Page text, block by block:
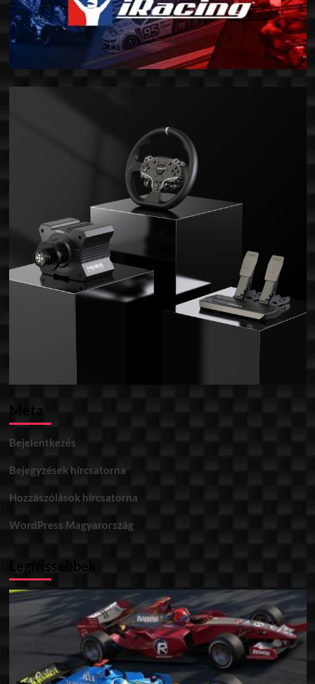
Meta
Bejelentkezés
Bejegyzések hírcsatorna
Hozzászólások hírcsatorna
WordPress Magyarország
Legfrissebbek